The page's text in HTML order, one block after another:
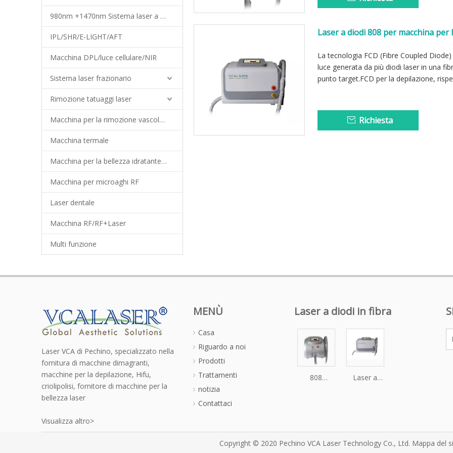
980nm +1470nm Sistema laser a diodi
IPL/SHR/E-LIGHT/AFT
Macchina DPL/luce cellulare/NIR
Sistema laser frazionario
Rimozione tatuaggi laser
Macchina per la rimozione vascolare
Macchina termale
Macchina per la bellezza idratante del viso
Macchina per microaghi RF
Laser dentale
Macchina RF/RF+Laser
Multi funzione
Laser a diodi 808 per macchina
La tecnologia FCD (Fibre Coupled
luce generata da più diodi laser in una
punto target.FCD per la depilazione,
Richiesta
Laser VCA di Pechino, specializzato nella
fornitura di macchine dimagranti,
macchine per la depilazione, Hifu,
criolipolisi, fornitore di macchine per la
bellezza laser
Visualizza altro>
MENÙ
Casa
Riguardo a noi
Prodotti
Trattamenti
notizia
Contattaci
Laser a diodi in fibra
808
diodi
accoppiati
Laser a
depilazione
di donne e
Copyright © 2020 Pechino VCA Laser Technology Co., Ltd. Mappa del